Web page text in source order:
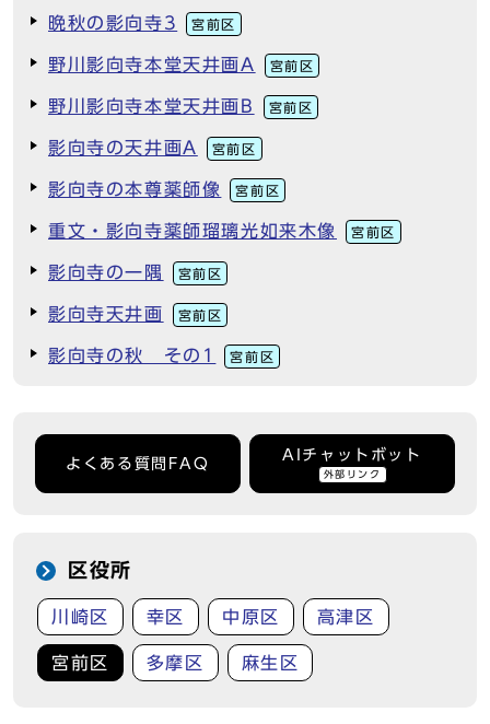
晩秋の影向寺3 宮前区
野川影向寺本堂天井画A 宮前区
野川影向寺本堂天井画B 宮前区
影向寺の天井画A 宮前区
影向寺の本尊薬師像 宮前区
重文・影向寺薬師瑠璃光如来木像 宮前区
影向寺の一隅 宮前区
影向寺天井画 宮前区
影向寺の秋 その1 宮前区
よくある質問FAQ
AIチャットボット
外部リンク
区役所
川崎区 幸区 中原区 高津区
宮前区 多摩区 麻生区